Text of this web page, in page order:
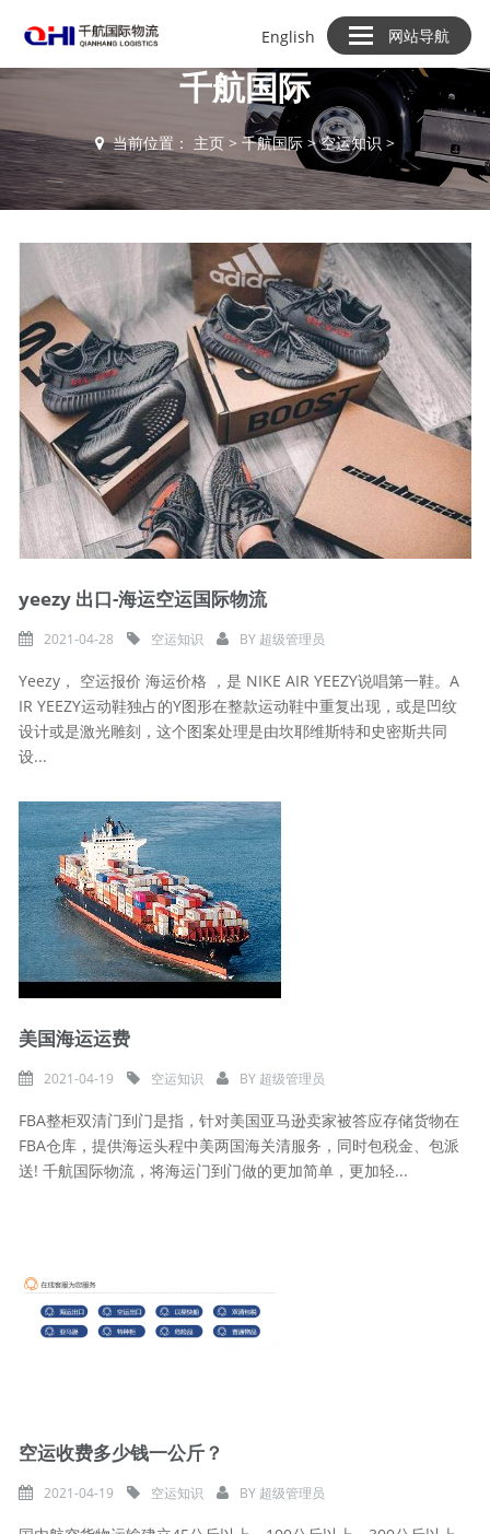
English 网站导航
千航国际
当前位置： 主页> 千航国际>空运知识 >
yeezy 出口-海运空运国际物流
2021-04-28 空运知识 BY 超级管理员
Yeezy， 空运报价 海运价格 ，是 NIKE AIR YEEZY说唱第一鞋。A
IR YEEZY运动鞋独占的Y图形在整款运动鞋中重复出现，或是凹纹
设计或是激光雕刻，这个图案处理是由坎耶维斯特和史密斯共同
设...
美国海运运费
2021-04-19 空运知识 BY 超级管理员
FBA整柜双清门到门是指，针对美国亚马逊卖家被答应存储货物在
FBA仓库，提供海运头程中美两国海关清服务，同时包税金、包派
送! 千航国际物流，将海运门到门做的更加简单，更加轻...
空运收费多少钱一公斤？
2021-04-19 空运知识 BY 超级管理员